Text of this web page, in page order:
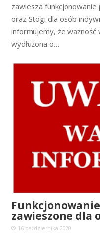
zawiesza funkcjonowanie
oraz Stogi dla osób
informujemy, że
wydłużona o…
Funkcjonowanie
zawieszone dla
16 października 2020